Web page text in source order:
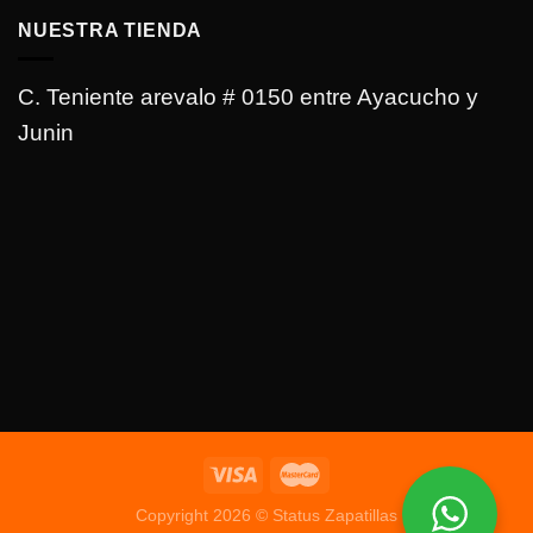
NUESTRA TIENDA
C. Teniente arevalo # 0150 entre Ayacucho y
Junin
Copyright 2026 © Status Zapatillas